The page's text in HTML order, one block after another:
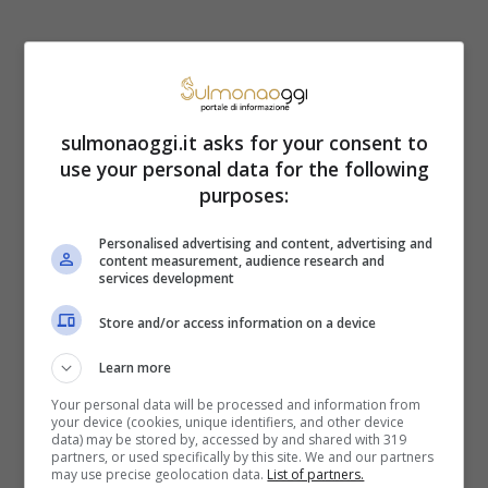
dovrebbe avere movimenti intestinali e,
dunque, evacuare da un minimo di 1 fino
ad un massimo di 3 volte al giorno. Non
evacuare ogni giorno infatti può far
accumulare tossine all’interno
dell’organismo. Evacuare in misura
eccessiva, invece, può provocare
disidratazione e perdita di sali minerali
importanti come il magnesio e il potassio.
Il volume delle nostre feci e il loro peso
sulmonaoggi.it asks for your consent to
use your personal data for the following
purposes:
Personalised advertising and content, advertising and
content measurement, audience research and
services development
Store and/or access information on a device
Learn more
Your personal data will be processed and information from
your device (cookies, unique identifiers, and other device
data) may be stored by, accessed by and shared with 319
partners, or used specifically by this site. We and our partners
may use precise geolocation data. List of partners.